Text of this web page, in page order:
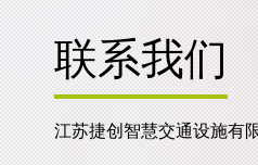
联系我们
江苏捷创智慧交通设施有